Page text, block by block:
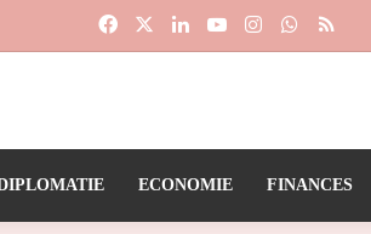
FacebookLinkedinYouTubeInstagramWhatsApp
RSS
ECONOMIE FINANCES